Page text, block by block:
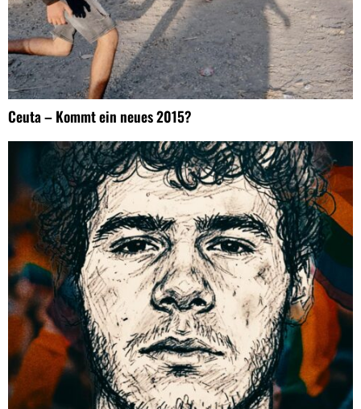
Ceuta – Kommt ein neues 2015?